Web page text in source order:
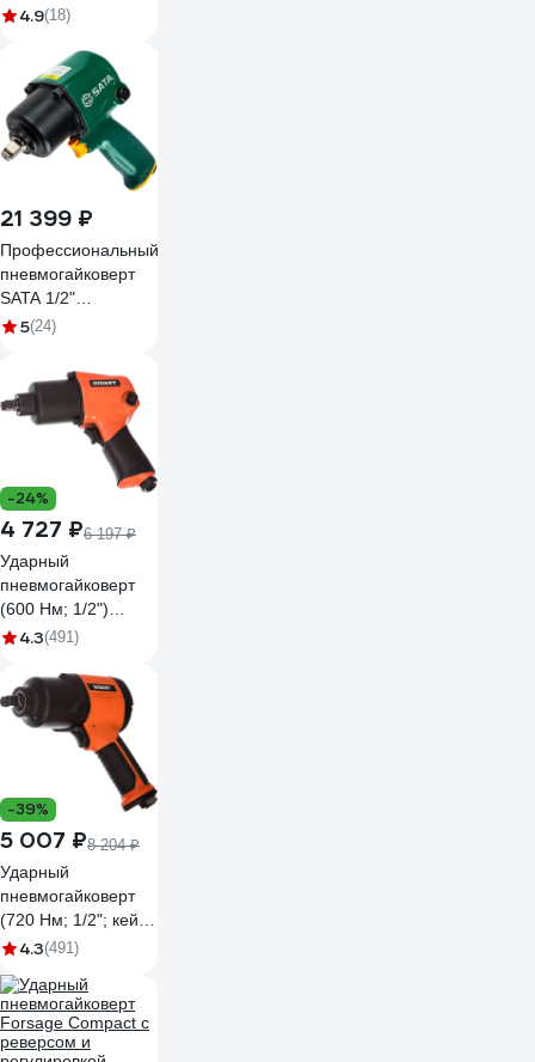
Gigant Professional
набор головок
4.9(18)
21 399 ₽
Профессиональный
пневмогайковерт
SATA 1/2"
автоматический.
реверса для
шиномонтажа.
01118
5(24)
-24%
4 727 ₽6 197 ₽
Ударный
пневмогайковерт
(600 Нм; 1/2")
Gigant PW 600
4.3(491)
-39%
5 007 ₽8 204 ₽
Ударный
пневмогайковерт
(720 Нм; 1/2"; кейс)
Gigant PW 720 +
4.3(491)